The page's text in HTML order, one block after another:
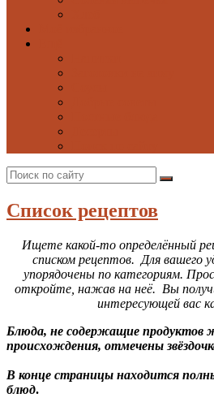
Список рецептов
Ищете какой-то определённый
списком рецептов. Для вашего
упорядочены по категориям.
откройте, нажав на неё. Вы
интересующей вас
Блюда, не содержащие продуктов
происхождения, отмечены
В конце страницы находится
блюд.